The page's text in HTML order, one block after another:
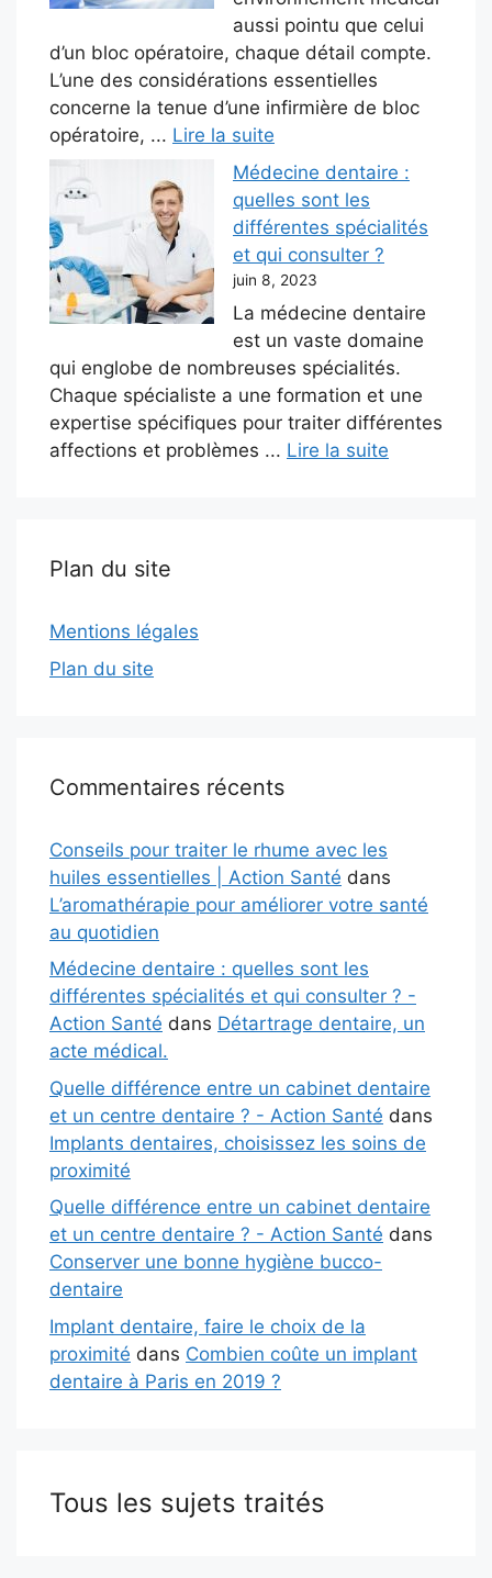
aussi pointu que celui
d’un bloc opératoire, chaque détail compte.
L’une des considérations essentielles
concerne la tenue d’une infirmière de bloc
opératoire, ... Lire la suite
Médecine dentaire :
quelles sont les
différentes spécialités
et qui consulter ?
juin 8, 2023
La médecine dentaire
est un vaste domaine
qui englobe de nombreuses spécialités.
Chaque spécialiste a une formation et une
expertise spécifiques pour traiter différentes
affections et problèmes ... Lire la suite
Plan du site
Mentions légales
Plan du site
Commentaires récents
Conseils pour traiter le rhume avec les
huiles essentielles | Action Santé dans
L’aromathérapie pour améliorer votre santé
au quotidien
Médecine dentaire : quelles sont les
différentes spécialités et qui consulter ? -
Action Santé dans Détartrage dentaire, un
acte médical.
Quelle différence entre un cabinet dentaire
et un centre dentaire ? - Action Santé dans
Implants dentaires, choisissez les soins de
proximité
Quelle différence entre un cabinet dentaire
et un centre dentaire ? - Action Santé dans
Conserver une bonne hygiène bucco-
dentaire
Implant dentaire, faire le choix de la
proximité dans Combien coûte un implant
dentaire à Paris en 2019 ?
Tous les sujets traités